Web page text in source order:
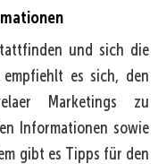
und sich die
es sich, den
Marketings zu
Informationen sowie
gibt es Tipps für den